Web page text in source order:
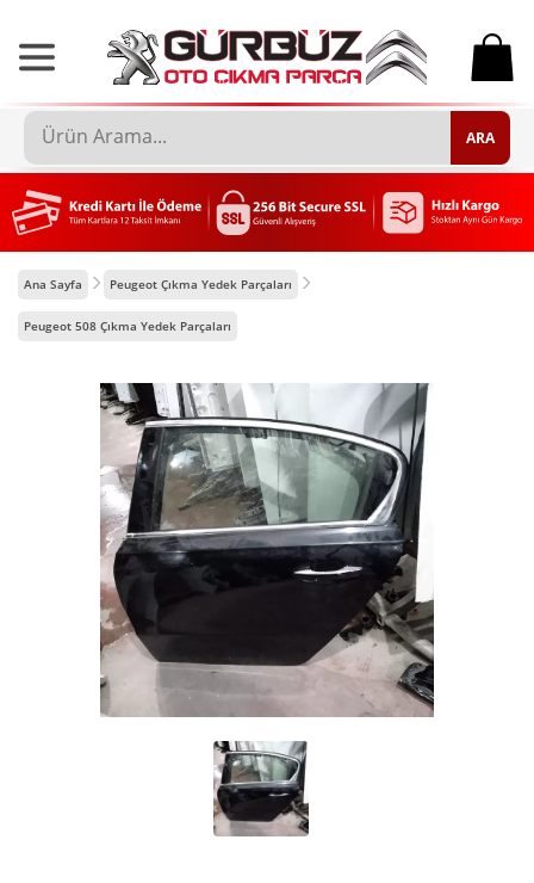
0
ARA
Ana Sayfa Peugeot Çıkma Yedek Parçaları
Peugeot 508 Çıkma Yedek Parçaları